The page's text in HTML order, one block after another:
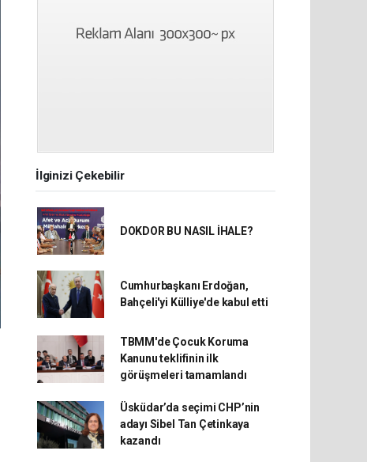
İlginizi Çekebilir
DOKDOR BU NASIL İHALE?
Cumhurbaşkanı Erdoğan,
Bahçeli'yi Külliye'de kabul etti
TBMM'de Çocuk Koruma
Kanunu teklifinin ilk
görüşmeleri tamamlandı
Üsküdar’da seçimi CHP’nin
adayı Sibel Tan Çetinkaya
kazandı